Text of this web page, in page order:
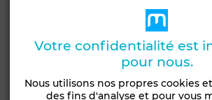
Votre confidentialité est
pour nous.
Nous utilisons nos propres cookies
des fins d'analyse et pour vous